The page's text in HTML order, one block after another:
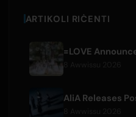
ARTIKOLI RIĊENTI